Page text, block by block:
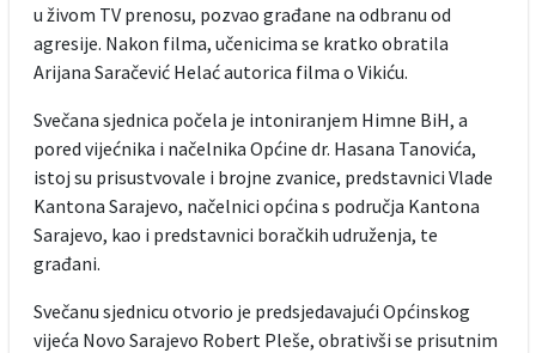
u živom TV prenosu, pozvao građane na odbranu od
agresije. Nakon filma, učenicima se kratko obratila
Arijana Saračević Helać autorica filma o Vikiću.
Svečana sjednica počela je intoniranjem Himne BiH, a
pored vijećnika i načelnika Općine dr. Hasana Tanovića,
istoj su prisustvovale i brojne zvanice, predstavnici Vlade
Kantona Sarajevo, načelnici općina s područja Kantona
Sarajevo, kao i predstavnici boračkih udruženja, te
građani.
Svečanu sjednicu otvorio je predsjedavajući Općinskog
vijeća Novo Sarajevo Robert Pleše, obrativši se prisutnim